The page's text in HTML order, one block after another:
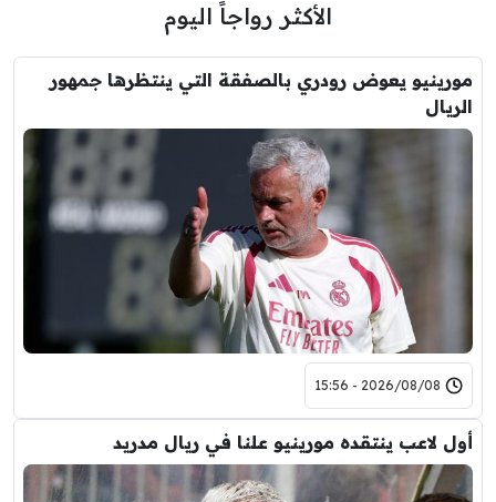
الأكثر رواجاً اليوم
مورينيو يعوض رودري بالصفقة التي ينتظرها جمهور
الريال
2026/08/08 - 15:56
أول لاعب ينتقده مورينيو علنا في ريال مدريد